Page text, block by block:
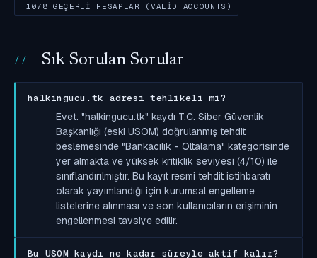
T1078 GEÇERLI HESAPLAR (VALID ACCOUNTS)
Sık Sorulan Sorular
halkingucu.tk adresi tehlikeli mi?
Evet. "halkingucu.tk" kaydı T.C. Siber Güvenlik
Başkanlığı (eski USOM) doğrulanmış tehdit
beslemesinde "Bankacılık - Oltalama" kategorisinde
yer almakta ve yüksek kritiklik seviyesi (4/10) ile
sınıflandırılmıştır. Bu kayıt resmi tehdit istihbaratı
olarak yayımlandığı için kurumsal engelleme
listelerine alınması ve son kullanıcıların erişiminin
engellenmesi tavsiye edilir.
Bu USOM kaydı ne kadar süreyle aktif kalır?